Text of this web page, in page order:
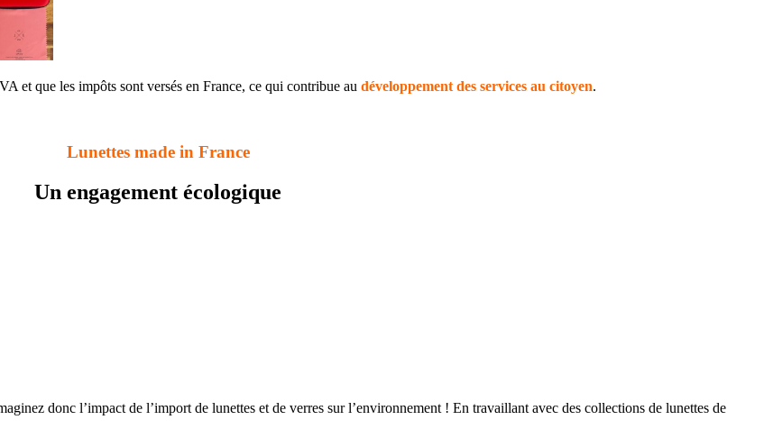
et que les impôts sont versés en France, ce qui contribue au développement des services au citoyen.
Lunettes made in France
Un engagement écologique
donc l’impact de l’import de lunettes et de verres sur l’environnement ! En travaillant avec des collections de lunettes de